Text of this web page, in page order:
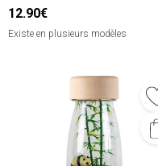
12.90€
Existe en plusieurs modèles